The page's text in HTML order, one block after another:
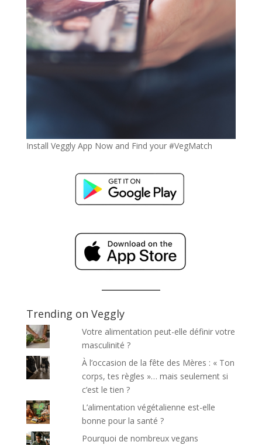
Install Veggly App Now and Find your #VegMatch
Trending on Veggly
Votre alimentation peut-elle définir votre
masculinité ?
À l’occasion de la fête des Mères : « Ton
corps, tes règles »… mais seulement si
c’est le tien ?
L’alimentation végétalienne est-elle
bonne pour la santé ?
Pourquoi de nombreux vegans